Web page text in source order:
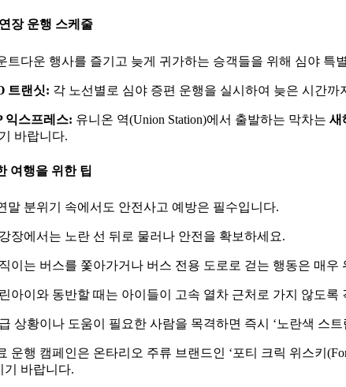
장 운행 스케줄
트다운 행사를 즐기고 늦게 귀가하는 승객들을 위해 심야 특
트랜싯: 각 노선별로 심야 증편 운행을 실시하여 늦은 시간까
익스프레스: 유니온 역(Union Station)에서 출발하는 막차는새
바랍니다.
여행을 위한 팁
말 분위기 속에서도 안전사고 예방은 필수입니다.
장에서는 노란 선 뒤로 물러나 안전을 확보하세요.
이는 버스를 쫓아가거나 버스 전용 도로로 걷는 행동은 매우
아이와 동반할 때는 아이들이 고속 열차 근처로 가지 않도록
상황이나 도움이 필요한 사람을 목격하면 즉시 ‘노란색 스
운행 캠페인은 온타리오 주류 브랜드인 ‘포티 크릭 위스키
기 바랍니다.